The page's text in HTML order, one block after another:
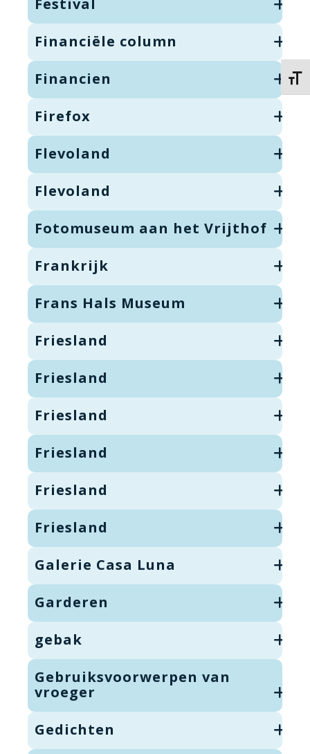
Festival
Financiële column
Financien
Firefox
Flevoland
Flevoland
Fotomuseum aan het Vrijthof
Frankrijk
Frans Hals Museum
Friesland
Friesland
Friesland
Friesland
Friesland
Friesland
Galerie Casa Luna
Garderen
gebak
Gebruiksvoorwerpen van
vroeger
Gedichten